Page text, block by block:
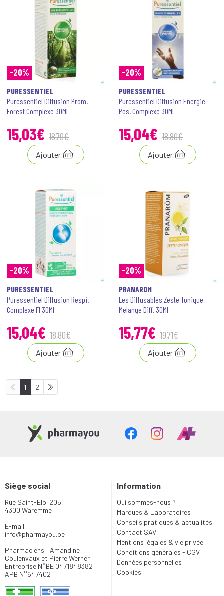
-20%
PURESSENTIEL
Puressentiel Diffusion Prom.
Forest Complexe 30Ml
15,03€ 18,79€
Ajouter
-20%
PURESSENTIEL
Puressentiel Diffusion Energie
Pos. Complexe 30Ml
15,04€ 18,80€
Ajouter
-20%
PURESSENTIEL
Puressentiel Diffusion Respi.
Complexe Fl 30Ml
15,04€ 18,80€
Ajouter
-20%
PRANAROM
Les Diffusables Zeste Tonique
Melange Diff. 30Ml
15,77€ 19,71€
Ajouter
1 2
Siège social
Rue Saint-Eloi 205
4300 Waremme
E-mail
info@pharmayou.be
Pharmaciens : Amandine
Coulenvaux et Pierre Werner
Entreprise N°BE 0471848382
APB N°647402
Information
Qui sommes-nous ?
Marques & Laboratoires
Conseils pratiques & actualités
Contact SAV
Mentions légales & vie privée
Conditions générales - CGV
Données personnelles
Cookies